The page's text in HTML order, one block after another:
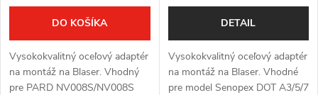
DO KOŠÍKA
Vysokokvalitný oceľový adaptér
na montáž na Blaser. Vhodný
pre PARD NV008S/NV008S
DETAIL
Vysokokvalitný oceľový adaptér
na montáž na Blaser. Vhodné
pre model Senopex DOT A3/5/7